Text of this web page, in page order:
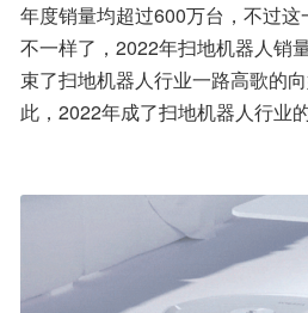
年度销量均超过600万台，不过
不一样了，2022年扫地机器人销
束了扫地机器人行业一路高歌的
此，2022年成了扫地机器人行业的